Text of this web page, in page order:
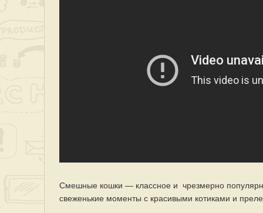
Смешные кошки — классное и чрезмерно
свеженькие моменты с красивыми котиками и